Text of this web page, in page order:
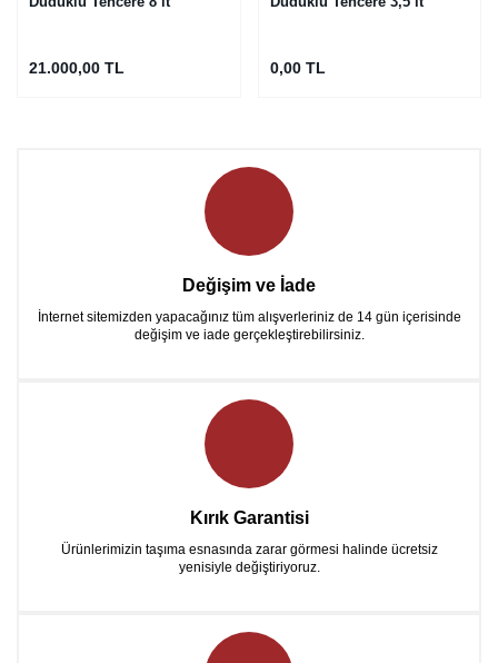
21.000,00 TL 0,00 TL
Değişim ve İade
İnternet sitemizden yapacağınız tüm alışverleriniz de 14 gün içerisinde
değişim ve iade gerçekleştirebilirsiniz.
Kırık Garantisi
Ürünlerimizin taşıma esnasında zarar görmesi halinde ücretsiz
yenisiyle değiştiriyoruz.